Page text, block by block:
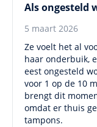
Als ongesteld
5 maart 2026
Ze voelt het al
haar onderbuik,
eest ongesteld
voor 1 op de 10
brengt dit
omdat er thuis
tampons.